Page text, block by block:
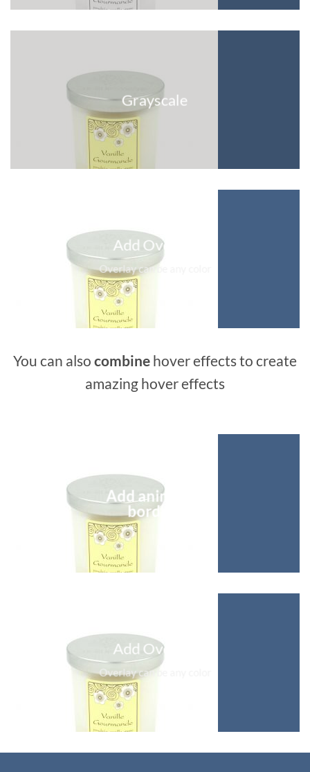
Grayscale
Add Overlay
Overlay can be any color
You can also combine hover effects to create
amazing hover effects
Add animated
borders
Add Overlay
Overlay can be any color